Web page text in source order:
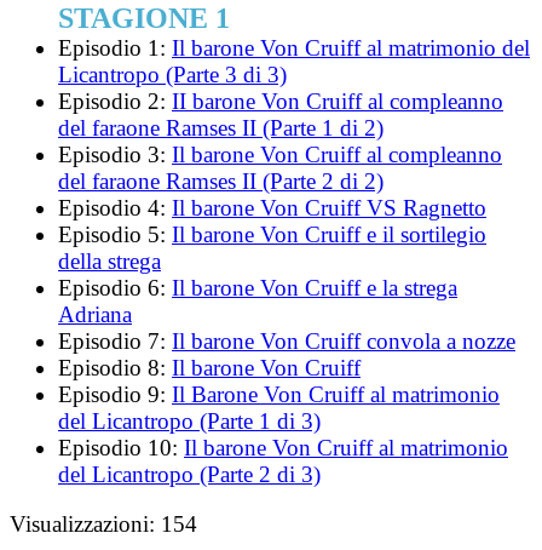
STAGIONE 1
Episodio 1: Il barone Von Cruiff al matrimonio del
Licantropo (Parte 3 di 3)
Episodio 2: II barone Von Cruiff al compleanno
del faraone Ramses II (Parte 1 di 2)
Episodio 3: Il barone Von Cruiff al compleanno
del faraone Ramses II (Parte 2 di 2)
Episodio 4: Il barone Von Cruiff VS Ragnetto
Episodio 5: Il barone Von Cruiff e il sortilegio
della strega
Episodio 6: Il barone Von Cruiff e la strega
Adriana
Episodio 7: Il barone Von Cruiff convola a nozze
Episodio 8: Il barone Von Cruiff
Episodio 9: Il Barone Von Cruiff al matrimonio
del Licantropo (Parte 1 di 3)
Episodio 10: Il barone Von Cruiff al matrimonio
del Licantropo (Parte 2 di 3)
Visualizzazioni: 154